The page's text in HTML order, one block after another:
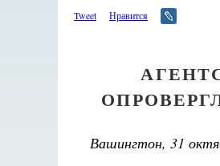
Tweet Нравится
Вашингтон, 31